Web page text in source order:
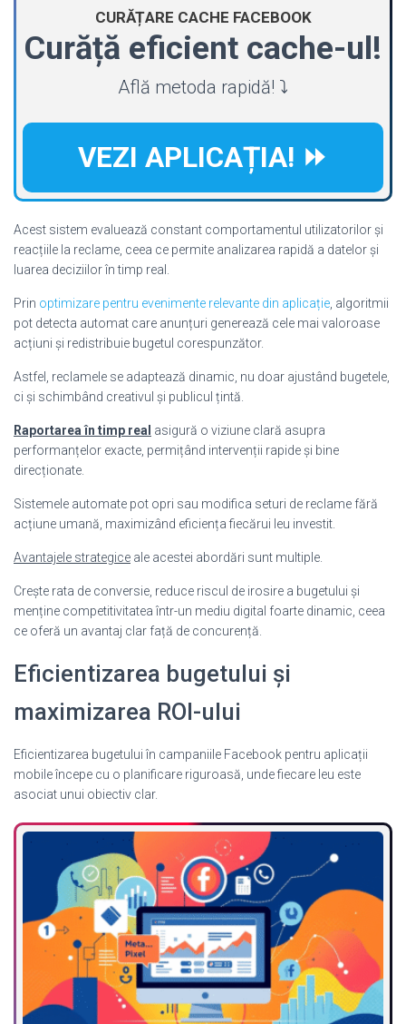
CURĂȚARE CACHE FACEBOOK
Curăță eficient cache-ul!
Află metoda rapidă! ⤵️
VEZI APLICAȚIA! ⏩
Acest sistem evaluează constant comportamentul utilizatorilor și
reacțiile la reclame, ceea ce permite analizarea rapidă a datelor și
luarea deciziilor în timp real.
Prin optimizare pentru evenimente relevante din aplicație, algoritmii
pot detecta automat care anunțuri generează cele mai valoroase
acțiuni și redistribuie bugetul corespunzător.
Astfel, reclamele se adaptează dinamic, nu doar ajustând bugetele,
ci și schimbând creativul și publicul țintă.
Raportarea în timp real asigură o viziune clară asupra
performanțelor exacte, permițând intervenții rapide și bine
direcționate.
Sistemele automate pot opri sau modifica seturi de reclame fără
acțiune umană, maximizând eficiența fiecărui leu investit.
Avantajele strategice ale acestei abordări sunt multiple.
Crește rata de conversie, reduce riscul de irosire a bugetului și
menține competitivitatea într-un mediu digital foarte dinamic, ceea
ce oferă un avantaj clar față de concurență.
Eficientizarea bugetului și
maximizarea ROI-ului
Eficientizarea bugetului în campaniile Facebook pentru aplicații
mobile începe cu o planificare riguroasă, unde fiecare leu este
asociat unui obiectiv clar.